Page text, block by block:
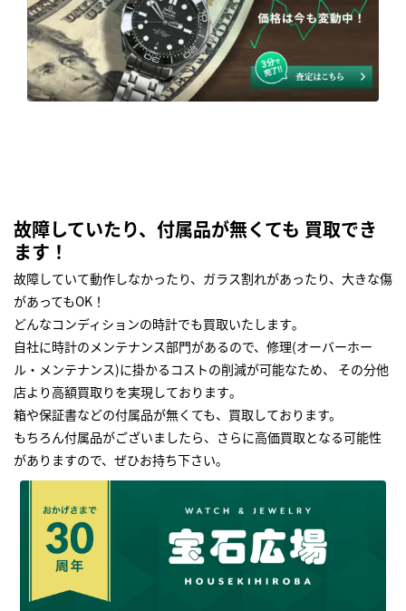
故障していたり、付属品が無くても 買取でき
ます！
故障していて動作しなかったり、ガラス割れがあったり、大きな傷
があってもOK！
どんなコンディションの時計でも買取いたします｡
自社に時計のメンテナンス部門があるので、修理(オーバーホー
ル・メンテナンス)に掛かるコストの削減が可能なため、 その分他
店より高額買取りを実現しております｡
箱や保証書などの付属品が無くても、買取しております。
もちろん付属品がございましたら、さらに高価買取となる可能性
がありますので、ぜひお持ち下さい｡